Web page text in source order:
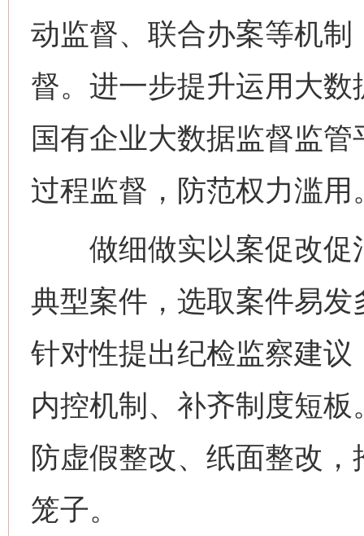
动监督、联合办案等机
督。进一步提升运用大
国有企业大数据监督监
过程监督，防范权力滥用
做细做实以案促改促
典型案件，选取案件易
针对性提出纪检监察建
内控机制、补齐制度短板
防虚假整改、纸面整改
笼子。